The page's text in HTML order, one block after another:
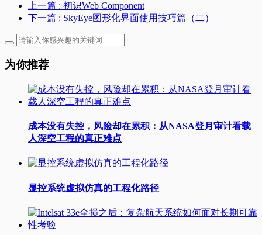
上一篇 : 初识Web Component
下一篇 : SkyEye图形化界面使用技巧篇（二）
为你推荐
成本没有失控，风险却在累积：从NASA登月审计看载
人深空工程的真正难点
显控系统虚拟仿真的工程化路径